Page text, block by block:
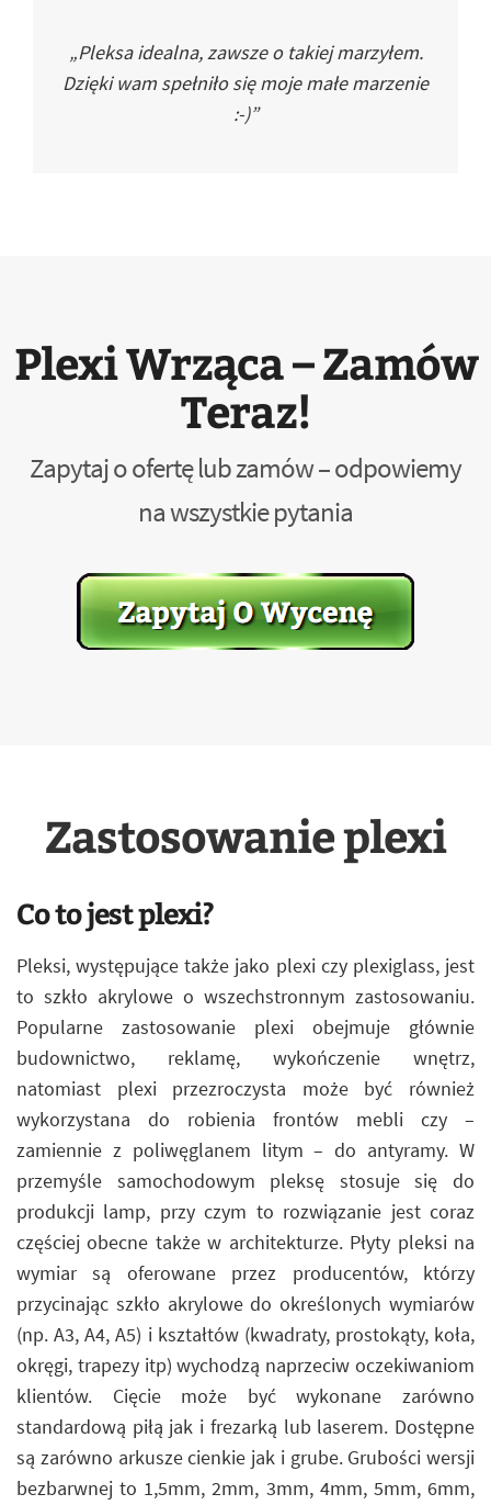
„Pleksa idealna, zawsze o takiej marzyłem.
Dzięki wam spełniło się moje małe marzenie
:-)”
Plexi Wrząca – Zamów
Teraz!
Zapytaj o ofertę lub zamów – odpowiemy
na wszystkie pytania
Zastosowanie plexi
Co to jest plexi?
Pleksi, występujące także jako plexi czy plexiglass, jest
to szkło akrylowe o wszechstronnym zastosowaniu.
Popularne zastosowanie plexi obejmuje głównie
budownictwo, reklamę, wykończenie wnętrz,
natomiast plexi przezroczysta może być również
wykorzystana do robienia frontów mebli czy –
zamiennie z poliwęglanem litym – do antyramy. W
przemyśle samochodowym pleksę stosuje się do
produkcji lamp, przy czym to rozwiązanie jest coraz
częściej obecne także w architekturze. Płyty pleksi na
wymiar są oferowane przez producentów, którzy
przycinając szkło akrylowe do określonych wymiarów
(np. A3, A4, A5) i kształtów (kwadraty, prostokąty, koła,
okręgi, trapezy itp) wychodzą naprzeciw oczekiwaniom
klientów. Cięcie może być wykonane zarówno
standardową piłą jak i frezarką lub laserem. Dostępne
są zarówno arkusze cienkie jak i grube. Grubości wersji
bezbarwnej to 1,5mm, 2mm, 3mm, 4mm, 5mm, 6mm,